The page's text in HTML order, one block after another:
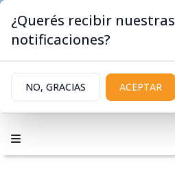
¿Querés recibir nuestras
notificaciones?
NO, GRACIAS ACEPTAR